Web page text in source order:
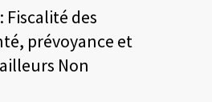
Fiscalité des
prévoyance et
Non